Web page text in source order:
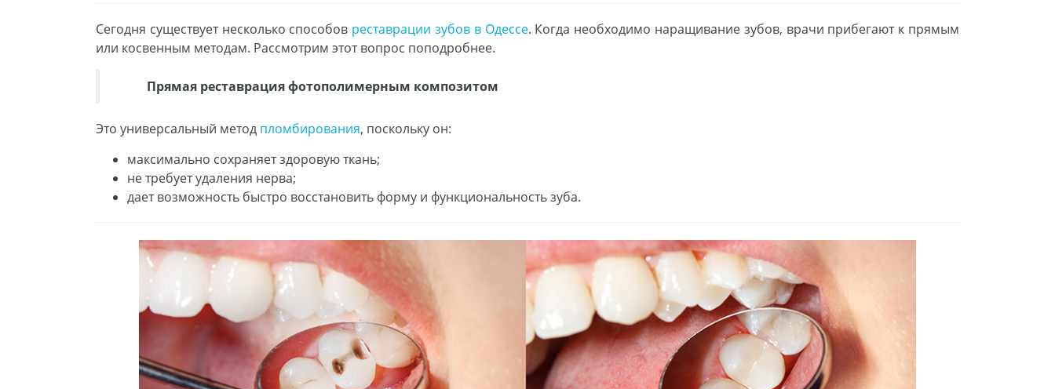
Сегодня существует несколько способов реставрации зубов в Одессе. Когда необходимо наращивание зубов, врачи прибегают к прямым
или косвенным методам. Рассмотрим этот вопрос поподробнее.
Прямая реставрация фотополимерным композитом
Это универсальный метод пломбирования, поскольку он:
максимально сохраняет здоровую ткань;
не требует удаления нерва;
дает возможность быстро восстановить форму и функциональность зуба.